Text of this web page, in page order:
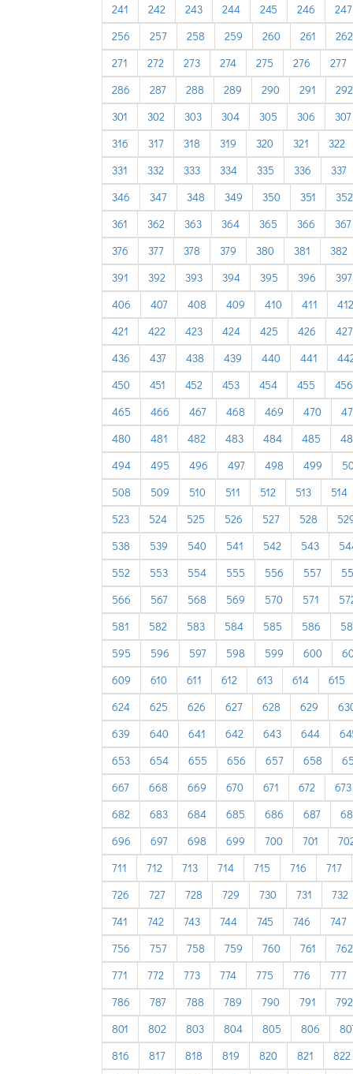
241 242 243 244 245 246
247
256
257 258 259 260 261
262
271
272 273 274 275 276
277
286
287 288 289 290 291
292
301
302 303 304 305 306
307
316
317 318 319 320 321
322
331
332 333 334 335 336
337
346
347 348 349 350 351
352
361
362 363 364 365 366
367
376
377 378 379 380 381
382
391
392 393 394 395 396
397
406
407 408 409 410 411
412
421
422 423 424 425 426
427
436
437 438 439 440 441
450
451 452 453 454 455
456
465
466 467 468 469 470
480
481 482 483 484 485
494
495 496 497 498 499
508
509 510 511 512 513
514
523
524 525 526 527 528
538
539 540 541 542 543
552
553 554 555 556 557
566
567 568 569 570 571
581
582 583 584 585 586
595
596 597 598 599 600
609
610 611 612 613 614
615
624
625 626 627 628 629
639
640 641 642 643 644
653
654 655 656 657 658
667
668 669 670 671 672
673
682
683 684 685 686 687
696
697 698 699 700 701
711
712 713 714 715 716
717
726
727 728 729 730 731
732
741
742 743 744 745 746
747
756
757 758 759 760 761
762
771
772 773 774 775 776
777
786
787 788 789 790 791
792
801
802 803 804 805 806
816
817 818 819 820 821
822